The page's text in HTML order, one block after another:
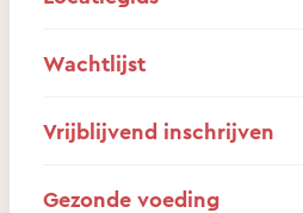
Wachtlijst
Vrijblijvend inschrijven
Gezonde voeding